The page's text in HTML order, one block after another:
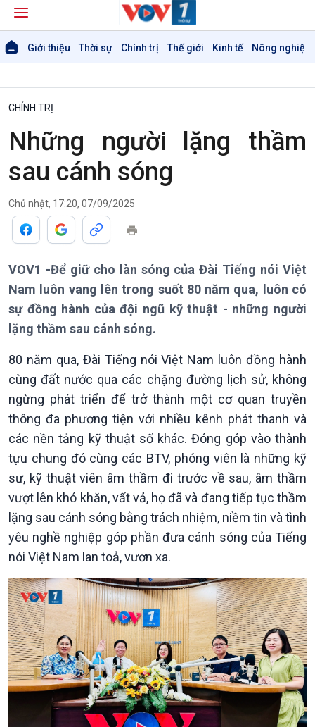
Giới thiệu Thời sự Chính trị Thế giới Kinh tế Nông nghiệp
Giới thiệu
Thời sự
Thời sự 6h
Thời sự 12h
Thời sự 21h30
Bản tin
Chuyên mục
Theo dòng Thời sự
Chính trị
Tin Chính trị
Chính phủ với người dân
Quốc hội với cử tri
Xây dựng đảng
Đảng trong cuộc sống
Nhận diện sự thật
Pháp luật và đời sống
Tin thế giới
Vấn đề quốc tế
Hồ sơ sự kiện quốc tế
Thế giới & Việt Nam
Biên cương - Một dải vững
bền
CHÍNH TRỊ
Những người lặng thầm
sau cánh sóng
Chủ nhật, 17:20, 07/09/2025
VOV1 -Để giữ cho làn sóng của Đài Tiếng nói Việt
Nam luôn vang lên trong suốt 80 năm qua, luôn có
sự đồng hành của đội ngũ kỹ thuật - những người
lặng thầm sau cánh sóng.
80 năm qua, Đài Tiếng nói Việt Nam luôn đồng hành
cùng đất nước qua các chặng đường lịch sử, không
ngừng phát triển để trở thành một cơ quan truyền
thông đa phương tiện với nhiều kênh phát thanh và
các nền tảng kỹ thuật số khác. Đóng góp vào thành
tựu chung đó cùng các BTV, phóng viên là những kỹ
sư, kỹ thuật viên âm thầm đi trước về sau, âm thầm
vượt lên khó khăn, vất vả, họ đã và đang tiếp tục thầm
lặng sau cánh sóng bằng trách nhiệm, niềm tin và tình
yêu nghề nghiệp góp phần đưa cánh sóng của Tiếng
nói Việt Nam lan toả, vươn xa.